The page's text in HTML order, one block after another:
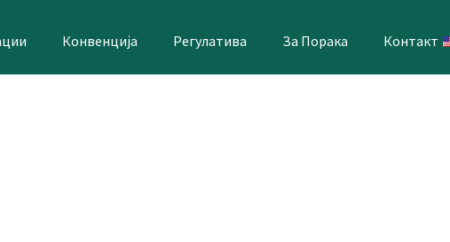
Конвенција Регулатива За Порака Контакт